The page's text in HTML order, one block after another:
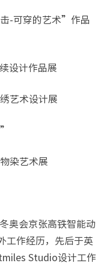
-可穿的艺术”作品
设计作品展
艺术设计展
染艺术展
奥会京张高铁智能动
工作经历，先后于英
Studio设计工作